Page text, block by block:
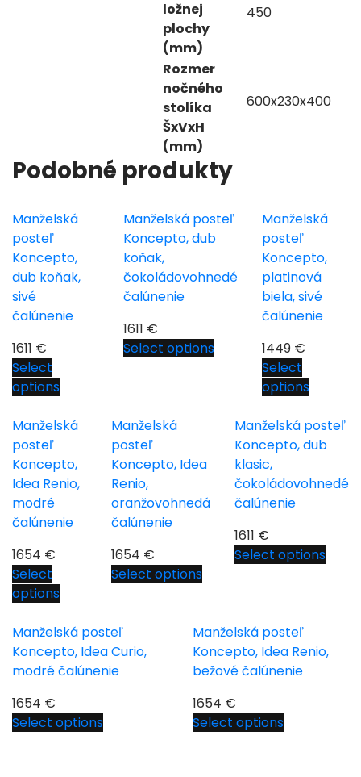
ložnej
plochy
(mm)
450
Rozmer
nočného
stolíka
ŠxVxH
(mm)
600x230x400
Podobné produkty
Manželská
posteľ
Koncepto,
dub koňak,
sivé
čalúnenie
1611 €
Select
options
Manželská posteľ
Koncepto, dub
koňak,
čokoládovohnedé
čalúnenie
1611 €
Select options
Manželská
posteľ
Koncepto,
platinová
biela, sivé
čalúnenie
1449 €
Select
options
Manželská
posteľ
Koncepto,
Idea Renio,
modré
čalúnenie
1654 €
Select
options
Manželská
posteľ
Koncepto, Idea
Renio,
oranžovohnedá
čalúnenie
1654 €
Select options
Manželská posteľ
Koncepto, dub
klasic,
čokoládovohnedé
čalúnenie
1611 €
Select options
Manželská posteľ
Koncepto, Idea Curio,
modré čalúnenie
1654 €
Select options
Manželská posteľ
Koncepto, Idea Renio,
bežové čalúnenie
1654 €
Select options